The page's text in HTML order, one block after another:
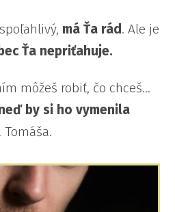
má Ťa rád . Ale je
Ťa nepriťahuje.
môžeš robiť, čo chceš…
by si ho vymenila
Tomáša.